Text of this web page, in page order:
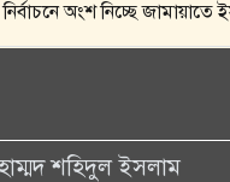
নির্বাচনে অংশ নিচ্ছে জামায়াতে
শহিদুল ইসলাম